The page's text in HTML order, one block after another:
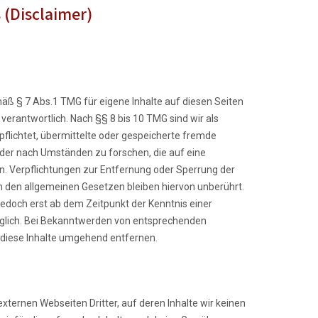
§ 7 Abs.1 TMG für eigene Inhalte auf diesen Seiten
Nach §§ 8 bis 10 TMG sind wir als
übermittelte oder gespeicherte fremde
nach Umständen zu forschen, die auf eine
Verpflichtungen zur Entfernung oder Sperrung der
allgemeinen Gesetzen bleiben hiervon unberührt.
erst ab dem Zeitpunkt der Kenntnis einer
Bei Bekanntwerden von entsprechenden
Inhalte umgehend entfernen.
Webseiten Dritter, auf deren Inhalte wir keinen